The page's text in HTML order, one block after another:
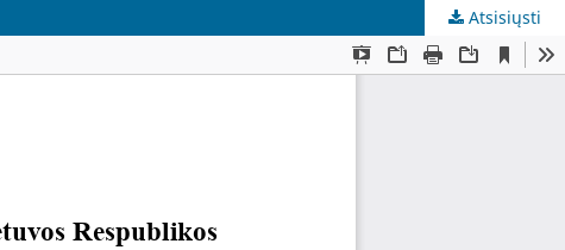
Atsisiųsti